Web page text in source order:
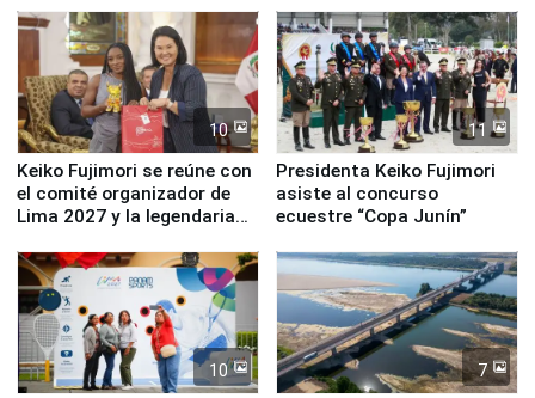
10
Keiko Fujimori se reúne con
el comité organizador de
Lima 2027 y la legendaria
11
Presidenta Keiko Fujimori
asiste al concurso
ecuestre “Copa Junín”
10 7